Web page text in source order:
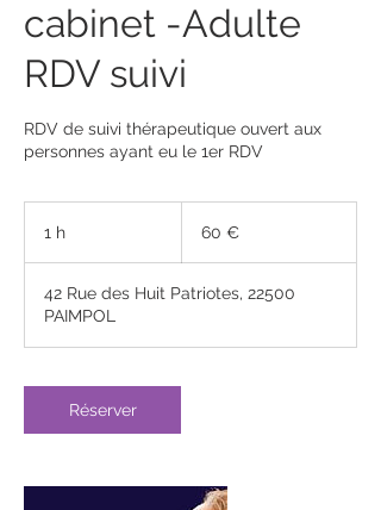
cabinet -Adulte
RDV suivi
RDV de suivi thérapeutique ouvert aux
personnes ayant eu le 1er RDV
1 h 60 €
42 Rue des Huit Patriotes, 22500
PAIMPOL
Réserver